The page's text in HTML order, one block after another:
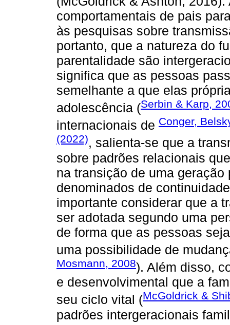
comportamentais de pais
às pesquisas sobre
portanto, que a natureza do
parentalidade são
significa que as pessoas
semelhante a que elas
adolescência (Serbin & Karp,
internacionais de Conger,
(2022), salienta-se que a
sobre padrões relacionais
na transição de uma
denominados de
importante considerar que a
ser adotada segundo uma
de forma que as pessoas
uma possibilidade de
Mosmann, 2008). Além disso,
e desenvolvimental que a
seu ciclo vital (McGoldrick &
padrões intergeracionais